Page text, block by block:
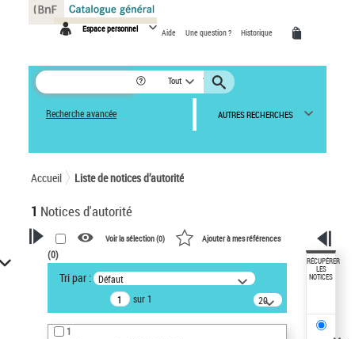
Espace personnel Aide Une question ? Historique
Tout
Recherche avancée AUTRES RECHERCHES
Accueil Liste de notices d’autorité
1 Notices d'autorité
VOTRE RECHERCHE
Recherche avancée dans les
notices d’autorité
Œuvres liées à l'auteur :
Voir la sélection (0) Ajouter à mes références
(0)
Tri par : Défaut
sur 1
20
résultats/page
1
RÉCUPÉRER
LES
NOTICES
Panneau de gestion des cookies